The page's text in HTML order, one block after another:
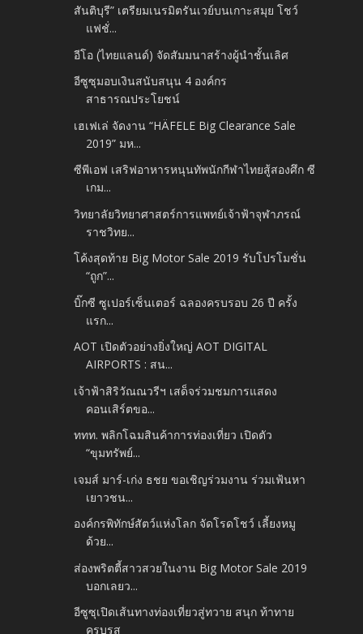
สันติบุรี” เตรียมเนรมิตรันเวย์บนเกาะสมุย โชว์
แฟชั่...
อีโอ (ไทยแลนด์) จัดสัมมนาสร้างผู้นำชั้นเลิศ
อีซูซุมอบเงินสนับสนุน 4 องค์กร
สาธารณประโยชน์
เฮเฟเล่ จัดงาน “HÄFELE Big Clearance Sale
2019” มห...
ซีพีเอฟ เสริฟอาหารหนุนทัพนักกีฬาไทยสู้สองศึก ซี
เกม...
วิทยาลัยวิทยาศาสตร์การแพทย์เจ้าฟ้าจุฬาภรณ์
ราชวิทย...
โค้งสุดท้าย Big Motor Sale 2019 รับโปรโมชั่น
“ถูก”...
บิ๊กซี ซูเปอร์เซ็นเตอร์ ฉลองครบรอบ 26 ปี ครั้ง
แรก...
AOT เปิดตัวอย่างยิ่งใหญ่ AOT DIGITAL
AIRPORTS : สน...
เจ้าฟ้าสิริวัณณวรีฯ เสด็จร่วมชมการแสดง
คอนเสิร์ตขอ...
ททท. พลิกโฉมสินค้าการท่องเที่ยว เปิดตัว
“ขุมทรัพย์...
เจมส์ มาร์-เก่ง ธชย ขอเชิญร่วมงาน ร่วมเฟ้นหา
เยาวชน...
องค์กรพิทักษ์สัตว์แห่งโลก จัดโรดโชว์ เลี้ยงหมู
ด้วย...
ส่องพริตตี้สาวสวยในงาน Big Motor Sale 2019
บอกเลยว...
อีซูซุเปิดเส้นทางท่องเที่ยวสู่ทวาย สนุก ท้าทาย
ครบรส